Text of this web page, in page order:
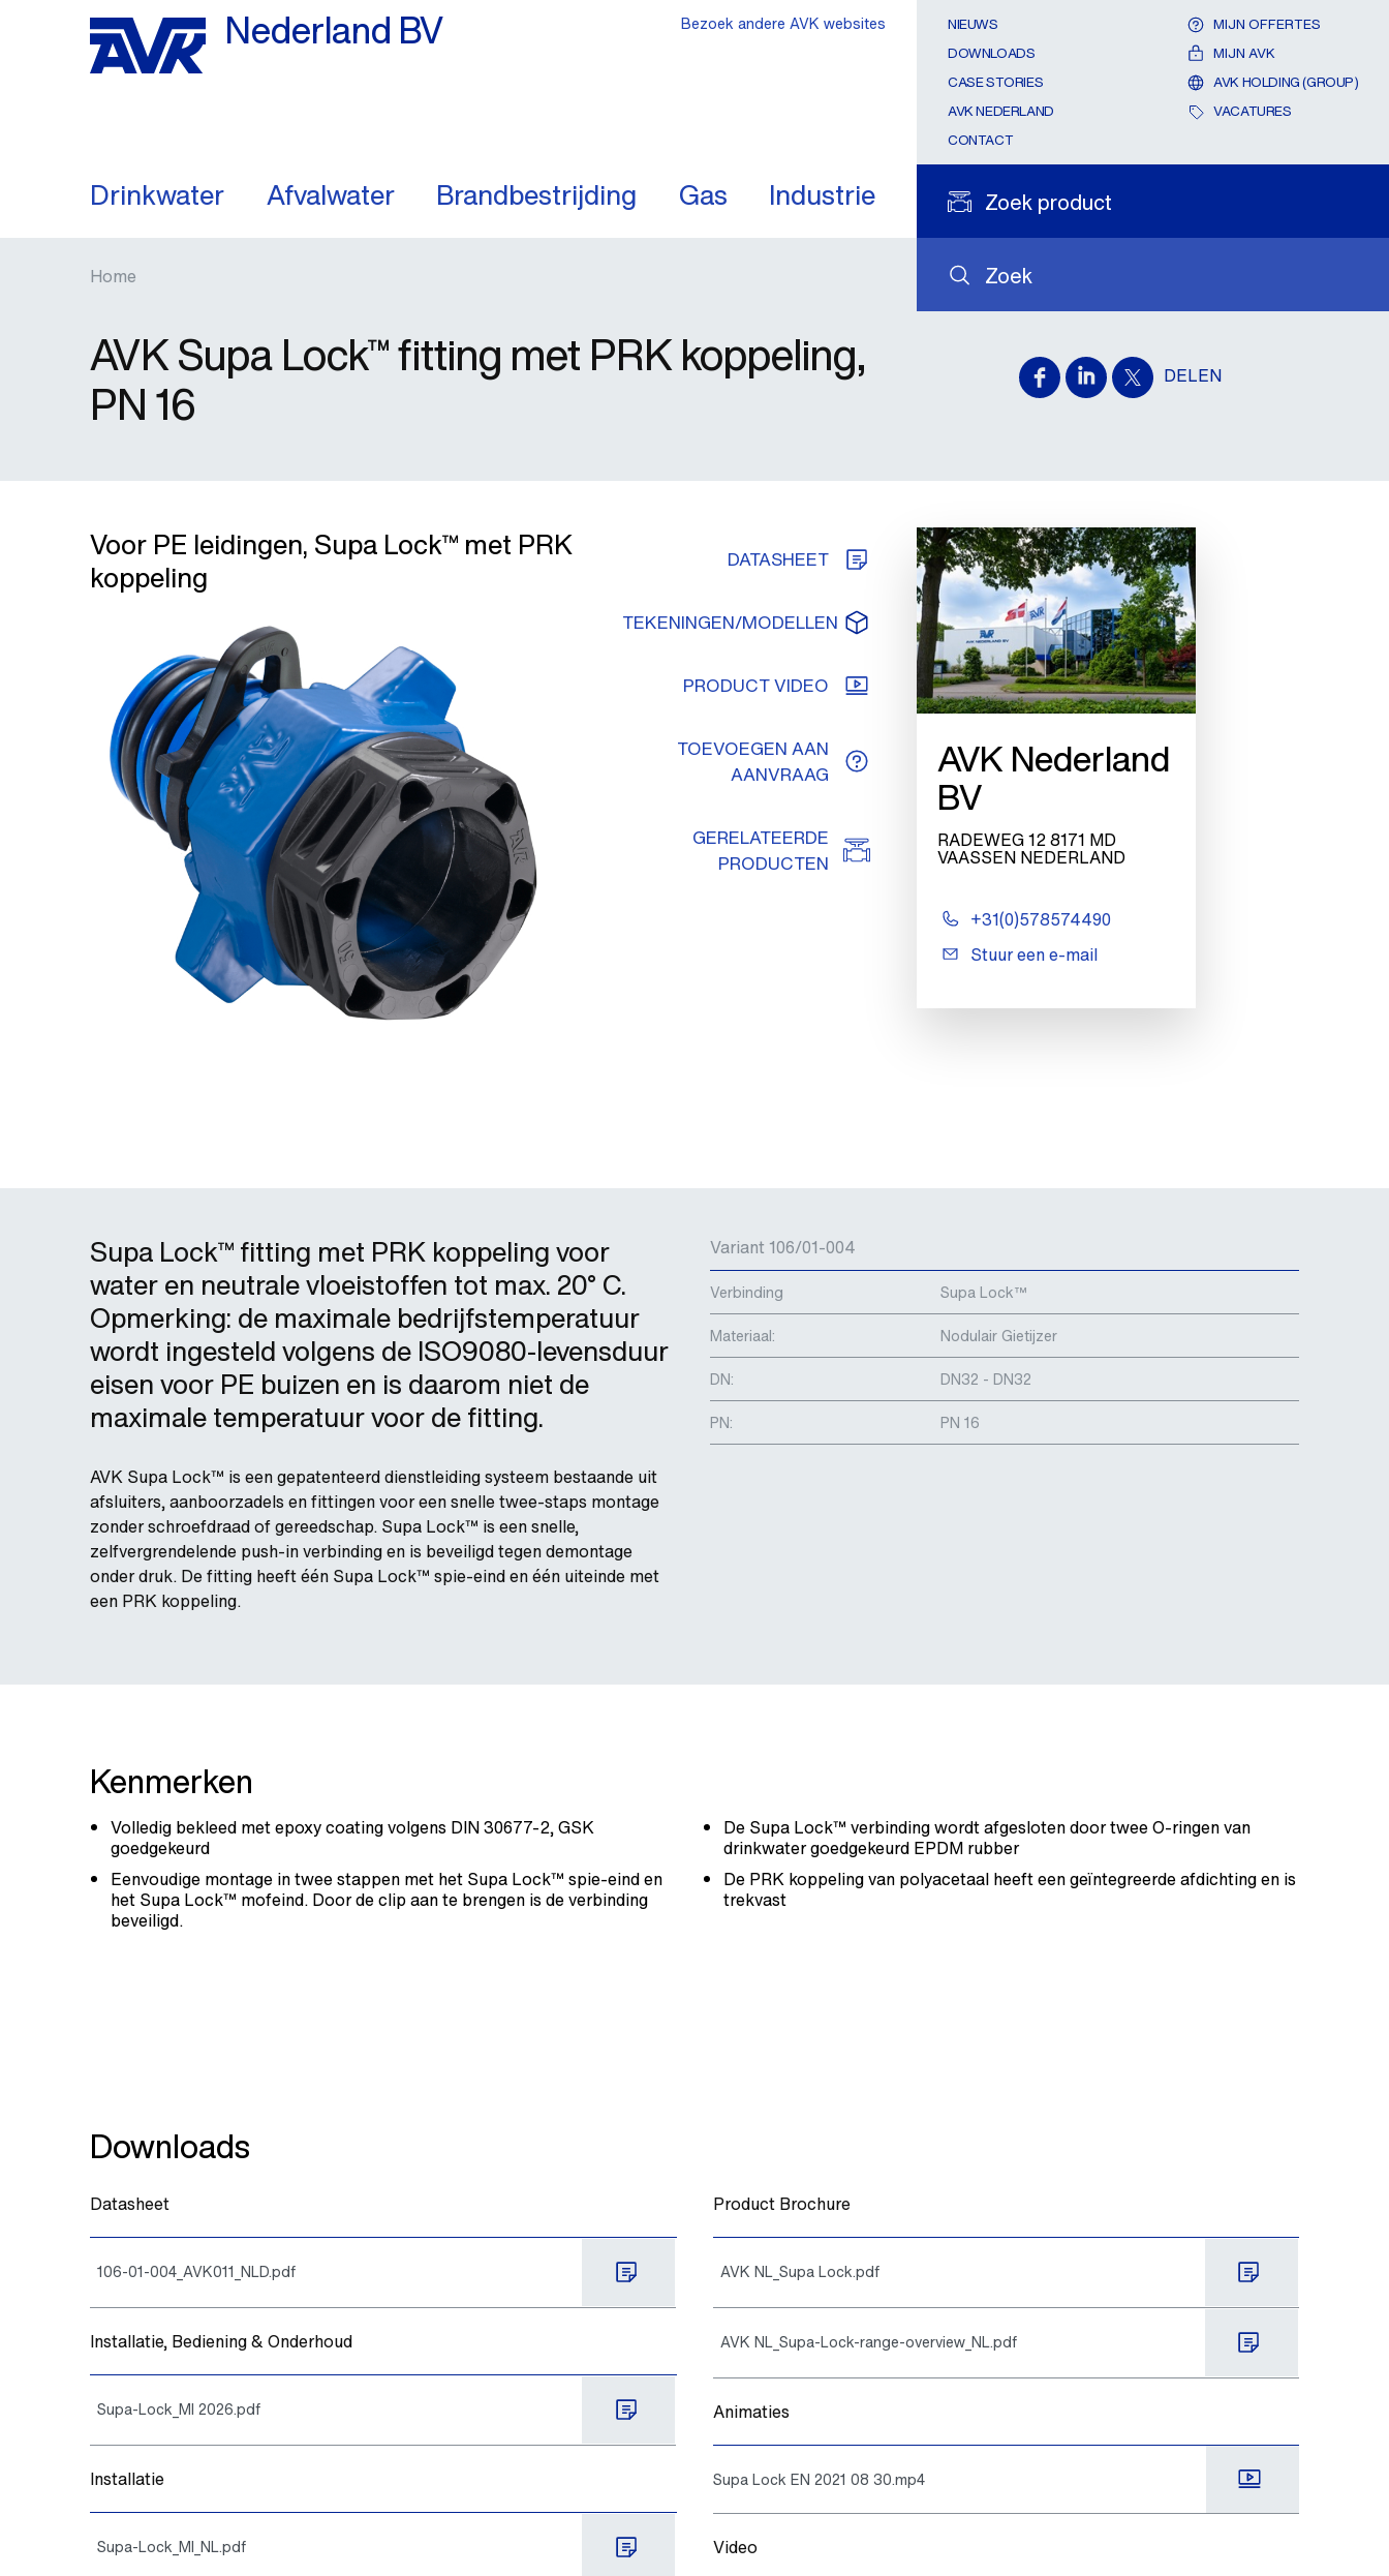
Nederland BV
Drinkwater Afvalwater Brandbestrijding Gas Industrie
Zoek
Zoek product
NIEUWS
DOWNLOADS
CASE STORIES
AVK NEDERLAND
CONTACT
MIJN OFFERTES
MIJN AVK
AVK HOLDING (GROUP)
VACATURES
Bezoek andere AVK websites
Home
DELEN
AVK Supa Lock™ fitting met PRK koppeling,
PN 16
Voor PE leidingen, Supa Lock™ met PRK
koppeling
DATASHEET
TEKENINGEN/MODELLEN
PRODUCT VIDEO
TOEVOEGEN AAN
AANVRAAG
GERELATEERDE
PRODUCTEN
AVK Nederland
BV
RADEWEG 12 8171 MD
VAASSEN NEDERLAND
+31(0)578574490
Stuur een e-mail
Supa Lock™ fitting met PRK koppeling voor
water en neutrale vloeistoffen tot max. 20° C.
Opmerking: de maximale bedrijfstemperatuur
wordt ingesteld volgens de ISO9080-levensduur
eisen voor PE buizen en is daarom niet de
maximale temperatuur voor de fitting.
AVK Supa Lock™ is een gepatenteerd dienstleiding systeem bestaande uit
afsluiters, aanboorzadels en fittingen voor een snelle twee-staps montage
zonder schroefdraad of gereedschap. Supa Lock™ is een snelle,
zelfvergrendelende push-in verbinding en is beveiligd tegen demontage
onder druk. De fitting heeft één Supa Lock™ spie-eind en één uiteinde met
een PRK koppeling.
Variant 106/01-004
Verbinding
Supa Lock™
Materiaal:
Nodulair Gietijzer
DN:
DN32 - DN32
PN:
PN 16
Kenmerken
Volledig bekleed met epoxy coating volgens DIN 30677-2, GSK
goedgekeurd
Eenvoudige montage in twee stappen met het Supa Lock™ spie-eind en
het Supa Lock™ mofeind. Door de clip aan te brengen is de verbinding
beveiligd.
De Supa Lock™ verbinding wordt afgesloten door twee O-ringen van
drinkwater goedgekeurd EPDM rubber
De PRK koppeling van polyacetaal heeft een geïntegreerde afdichting en is
trekvast
Downloads
Datasheet
106-01-004_AVK011_NLD.pdf
Installatie, Bediening & Onderhoud
Supa-Lock_MI 2026.pdf
Installatie
Supa-Lock_MI_NL.pdf
Product Brochure
AVK NL_Supa Lock.pdf
AVK NL_Supa-Lock-range-overview_NL.pdf
Animaties
Supa Lock EN 2021 08 30.mp4
Video